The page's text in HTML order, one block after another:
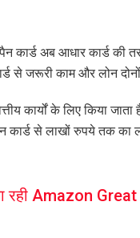
कार्ड अब आधार कार्ड की
से जरूरी काम और लोन
कार्यों के लिए किया
से लाखों रुपये तक का
रही Amazon